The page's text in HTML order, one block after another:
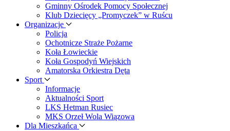
Gminny Ośrodek Pomocy Społecznej
Klub Dziecięcy „Promyczek” w Ruścu
Organizacje
Policja
Ochotnicze Straże Pożarne
Koła Łowieckie
Koła Gospodyń Wiejskich
Amatorska Orkiestra Dęta
Sport
Informacje
Aktualności Sport
LKS Hetman Rusiec
MKS Orzeł Wola Wiązowa
Dla Mieszkańca